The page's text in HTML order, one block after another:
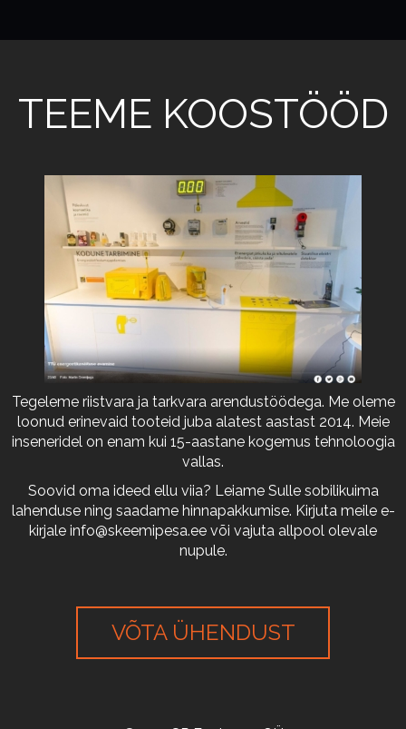
TEEME KOOSTÖÖD
Tegeleme riistvara ja tarkvara arendustöödega. Me oleme
loonud erinevaid tooteid juba alatest aastast 2014. Meie
inseneridel on enam kui 15-aastane kogemus tehnoloogia
vallas.
Soovid oma ideed ellu viia? Leiame Sulle sobilikuima
lahenduse ning saadame hinnapakkumise. Kirjuta meile e-
kirjale info@skeemipesa.ee või vajuta allpool olevale
nupule.
VÕTA ÜHENDUST